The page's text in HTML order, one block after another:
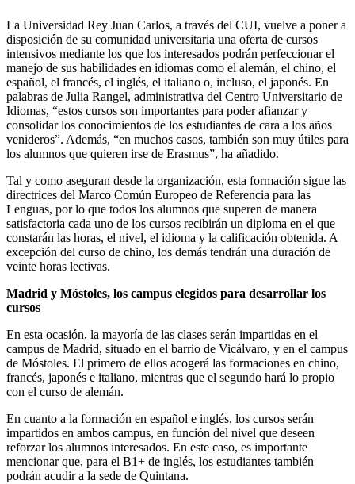
La Universidad Rey Juan Carlos, a través del CUI, vuelve a poner a
disposición de su comunidad universitaria una oferta de cursos
intensivos mediante los que los interesados podrán perfeccionar el
manejo de sus habilidades en idiomas como el alemán, el chino, el
español, el francés, el inglés, el italiano o, incluso, el japonés. En
palabras de Julia Rangel, administrativa del Centro Universitario de
Idiomas, “estos cursos son importantes para poder afianzar y
consolidar los conocimientos de los estudiantes de cara a los años
venideros”. Además, “en muchos casos, también son muy útiles para
los alumnos que quieren irse de Erasmus”, ha añadido.
Tal y como aseguran desde la organización, esta formación sigue las
directrices del Marco Común Europeo de Referencia para las
Lenguas, por lo que todos los alumnos que superen de manera
satisfactoria cada uno de los cursos recibirán un diploma en el que
constarán las horas, el nivel, el idioma y la calificación obtenida. A
excepción del curso de chino, los demás tendrán una duración de
veinte horas lectivas.
Madrid y Móstoles, los campus elegidos para desarrollar los
cursos
En esta ocasión, la mayoría de las clases serán impartidas en el
campus de Madrid, situado en el barrio de Vicálvaro, y en el campus
de Móstoles. El primero de ellos acogerá las formaciones en chino,
francés, japonés e italiano, mientras que el segundo hará lo propio
con el curso de alemán.
En cuanto a la formación en español e inglés, los cursos serán
impartidos en ambos campus, en función del nivel que deseen
reforzar los alumnos interesados. En este caso, es importante
mencionar que, para el B1+ de inglés, los estudiantes también
podrán acudir a la sede de Quintana.